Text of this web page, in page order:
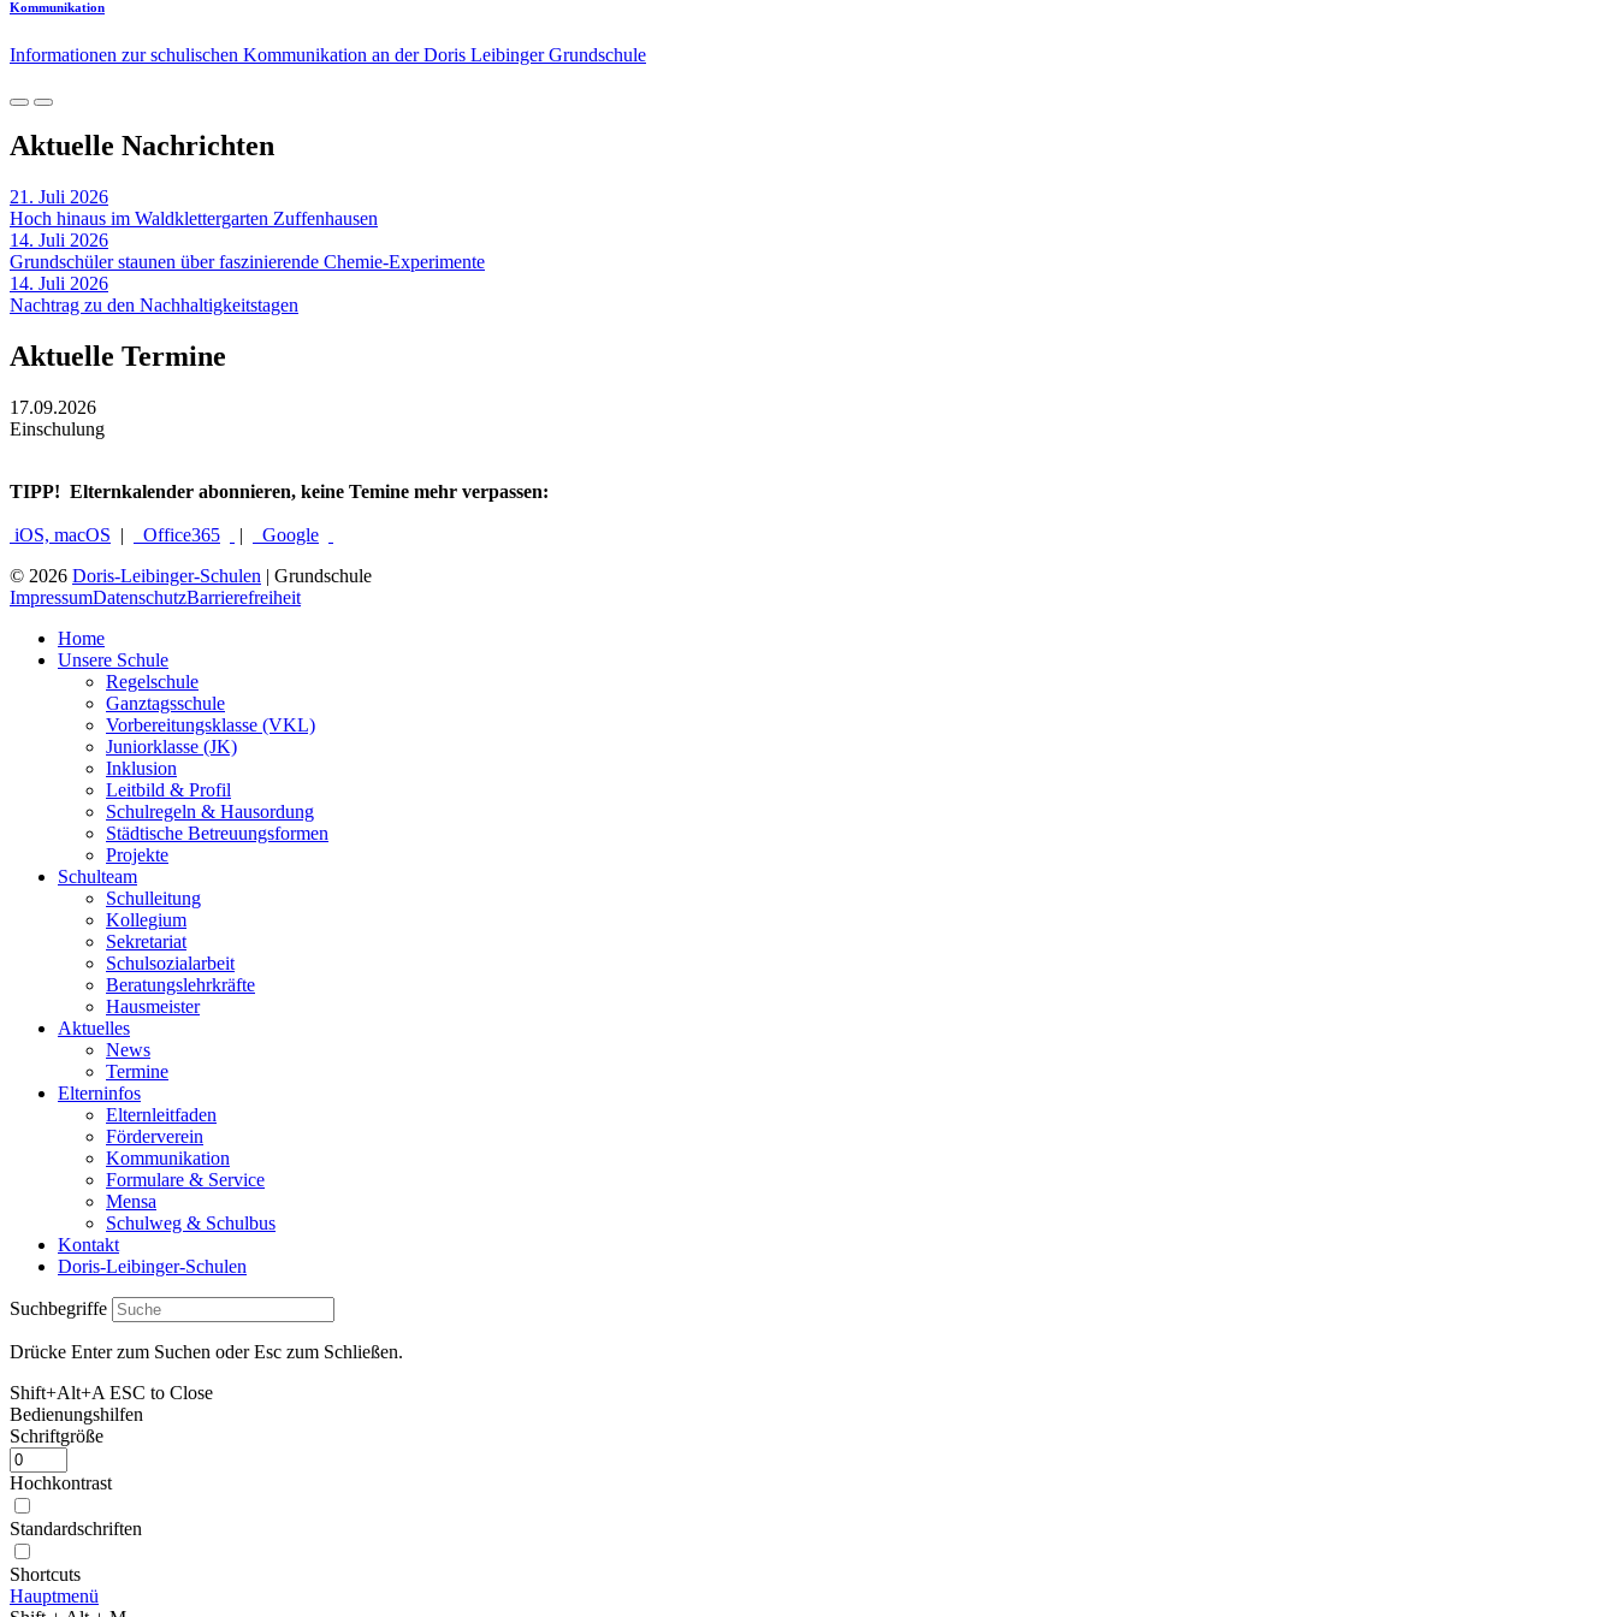
Kommunikation
Informationen zur schulischen Kommunikation an der Doris Leibinger Grundschule
Aktuelle Nachrichten
21. Juli 2026
Hoch hinaus im Waldklettergarten Zuffenhausen
14. Juli 2026
Grundschüler staunen über faszinierende Chemie-Experimente
14. Juli 2026
Nachtrag zu den Nachhaltigkeitstagen
Aktuelle Termine
17.09.2026
Einschulung
TIPP! Elternkalender abonnieren, keine Temine mehr verpassen:
iOS, macOS | Office365 |
Google
© 2026 Doris-Leibinger-Schulen | Grundschule
ImpressumDatenschutzBarrierefreiheit
Home
Unsere Schule
Regelschule
Ganztagsschule
Vorbereitungsklasse (VKL)
Juniorklasse (JK)
Inklusion
Leitbild & Profil
Schulregeln & Hausordung
Städtische Betreuungsformen
Projekte
Schulteam
Schulleitung
Kollegium
Sekretariat
Schulsozialarbeit
Beratungslehrkräfte
Hausmeister
Aktuelles
News
Termine
Elterninfos
Elternleitfaden
Förderverein
Kommunikation
Formulare & Service
Mensa
Schulweg & Schulbus
Kontakt
Doris-Leibinger-Schulen
Suchbegriffe
Drücke Enter zum Suchen oder Esc zum Schließen.
Shift+Alt+A ESC to Close
Bedienungshilfen
Schriftgröße
Hochkontrast
Standardschriften
Shortcuts
Hauptmenü